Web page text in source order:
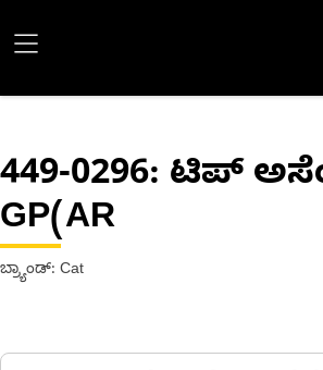
449-0296: ಟಿಪ್
GP(AR
ಬ್ರ್ಯಾಂಡ್: Cat